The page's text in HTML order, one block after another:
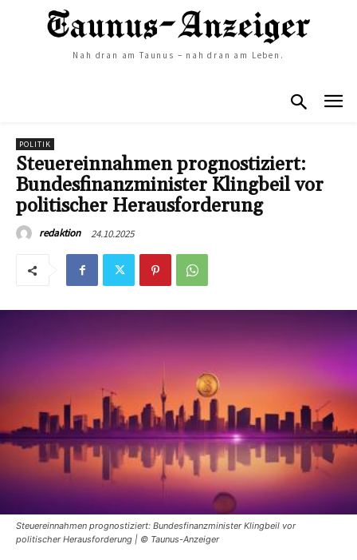
Nah dran am Taunus – nah dran am Leben.
POLITIK
Steuereinnahmen prognostiziert:
Bundesfinanzminister Klingbeil vor
politischer Herausforderung
redaktion 24.10.2025
Steuereinnahmen prognostiziert: Bundesfinanzminister Klingbeil vor
politischer Herausforderung | © Taunus-Anzeiger